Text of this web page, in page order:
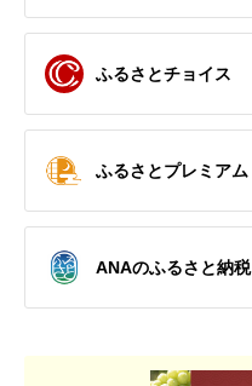
ふるさとチョイス
ふるさとプレミアム
ANAのふるさと納税